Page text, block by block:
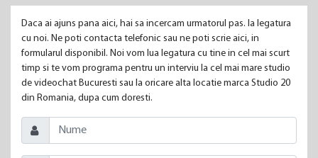
Daca ai ajuns pana aici, hai sa incercam urmatorul pas. Ia legatura
cu noi. Ne poti contacta telefonic sau ne poti scrie aici, in
formularul disponibil. Noi vom lua legatura cu tine in cel mai scurt
timp si te vom programa pentru un interviu la cel mai mare studio
de videochat Bucuresti sau la oricare alta locatie marca Studio 20
din Romania, dupa cum doresti.